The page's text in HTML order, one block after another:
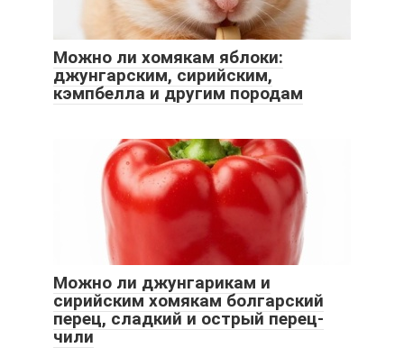
Можно ли хомякам яблоки:
джунгарским, сирийским,
кэмпбелла и другим породам
Можно ли джунгарикам и
сирийским хомякам болгарский
перец, сладкий и острый перец-
чили